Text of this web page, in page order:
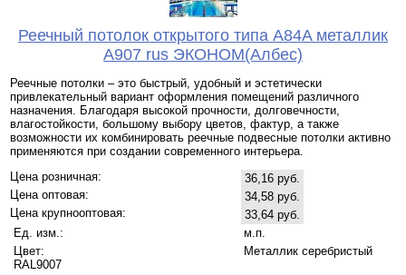
Реечный потолок открытого типа A84A металлик
А907 rus ЭКОНОМ(Албес)
Реечные потолки – это быстрый, удобный и эстетически
привлекательный вариант оформления помещений различного
назначения. Благодаря высокой прочности, долговечности,
влагостойкости, большому выбору цветов, фактур, а также
возможности их комбинировать реечные подвесные потолки активно
применяются при создании современного интерьера.
Цена розничная:
36,16 руб.
Цена оптовая:
34,58 руб.
Цена крупнооптовая:
33,64 руб.
Ед. изм.:
м.п.
Цвет:
Металлик серебристый
RAL9007